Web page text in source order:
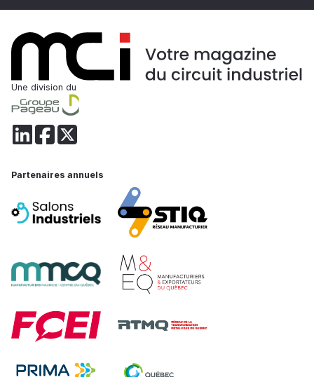
Une division du
Partenaires annuels